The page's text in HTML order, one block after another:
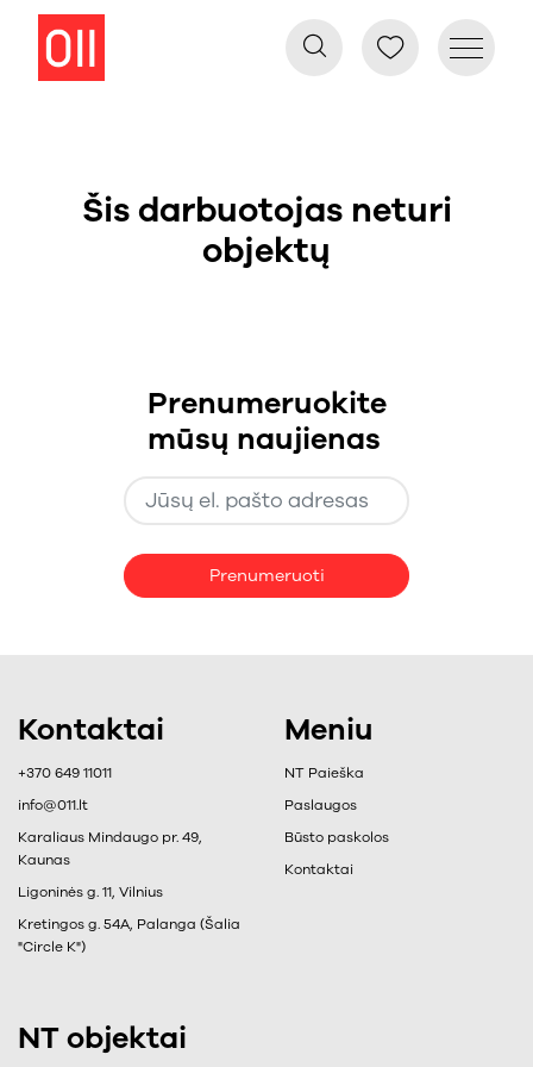
Šis darbuotojas neturi
objektų
Kontaktai
+370 649 11011
info@011.lt
Karaliaus Mindaugo pr. 49,
Kaunas
Ligoninės g. 11, Vilnius
Kretingos g. 54A, Palanga (Šalia
"Circle K")
Meniu
NT Paieška
Paslaugos
Būsto paskolos
Kontaktai
NT objektai
Prenumeruokite
mūsų naujienas
Prenumeruoti